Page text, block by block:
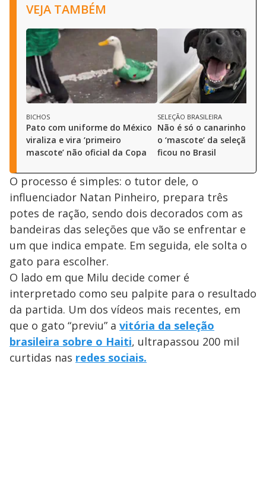
VEJA TAMBÉM
BICHOS
Pato com uniforme do México
viraliza e vira ‘primeiro
mascote’ não oficial da Copa
SELEÇÃO BRASILEIRA
Não é só o canarinho:
o ‘mascote’ da seleção
ficou no Brasil
O processo é simples: o tutor dele, o
influenciador Natan Pinheiro, prepara três
potes de ração, sendo dois decorados com as
bandeiras das seleções que vão se enfrentar e
um que indica empate. Em seguida, ele solta o
gato para escolher.
O lado em que Milu decide comer é
interpretado como seu palpite para o resultado
da partida. Um dos vídeos mais recentes, em
que o gato “previu” a vitória da seleção
brasileira sobre o Haiti, ultrapassou 200 mil
curtidas nas redes sociais.